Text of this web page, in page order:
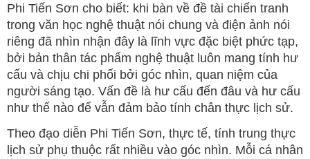
Phi Tiến Sơn cho biết: khi bàn về đề tài chiến tranh
trong văn học nghệ thuật nói chung và điện ảnh nói
riêng đã nhìn nhận đây là lĩnh vực đặc biệt phức tạp,
bởi bản thân tác phẩm nghệ thuật luôn mang tính hư
cấu và chịu chi phối bởi góc nhìn, quan niệm của
người sáng tạo. Vấn đề là hư cấu đến đâu và hư cấu
như thế nào để vẫn đảm bảo tính chân thực lịch sử.
Theo đạo diễn Phi Tiến Sơn, thực tế, tính trung thực
lịch sử phụ thuộc rất nhiều vào góc nhìn. Mỗi cá nhân